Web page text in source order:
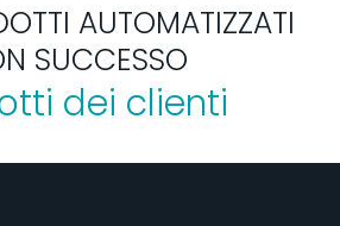
AUTOMATIZZATI
SUCCESSO
dei clienti